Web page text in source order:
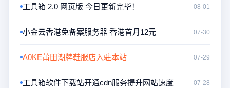
工具箱 2.0 网页版 今日更新完毕！ 08-01
小金云香港免备案服务器 香港首月12元 07-30
A0KE莆田潮牌鞋服店入驻本站 07-29
工具箱软件下载站开通cdn服务提升网站速度 07-28